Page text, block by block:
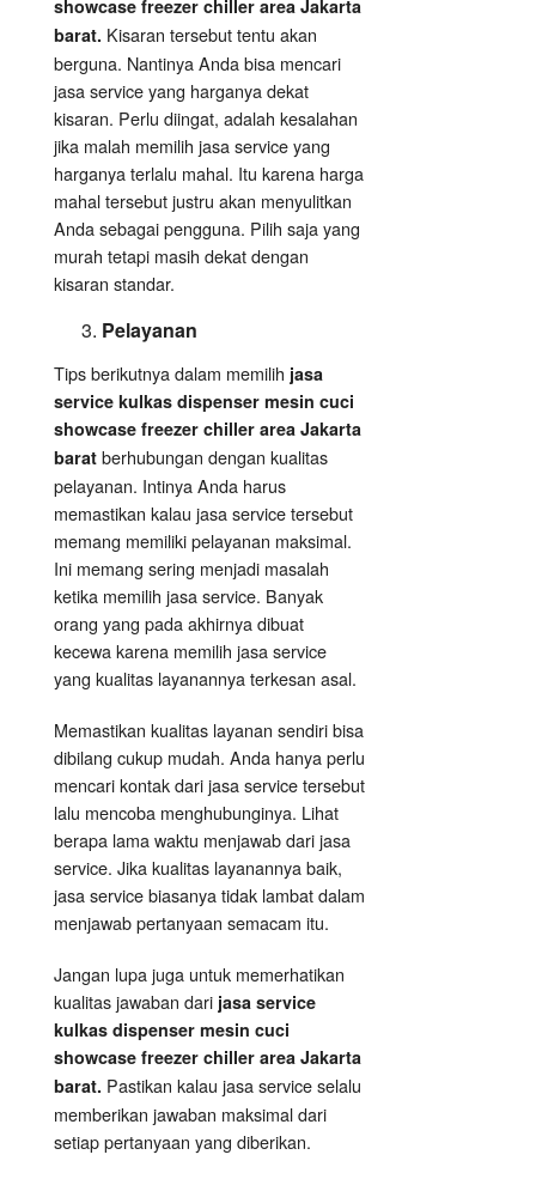
showcase freezer chiller area Jakarta
barat. Kisaran tersebut tentu akan
berguna. Nantinya Anda bisa mencari
jasa service yang harganya dekat
kisaran. Perlu diingat, adalah kesalahan
jika malah memilih jasa service yang
harganya terlalu mahal. Itu karena harga
mahal tersebut justru akan menyulitkan
Anda sebagai pengguna. Pilih saja yang
murah tetapi masih dekat dengan
kisaran standar.
Pelayanan
Tips berikutnya dalam memilih jasa
service kulkas dispenser mesin cuci
showcase freezer chiller area Jakarta
barat berhubungan dengan kualitas
pelayanan. Intinya Anda harus
memastikan kalau jasa service tersebut
memang memiliki pelayanan maksimal.
Ini memang sering menjadi masalah
ketika memilih jasa service. Banyak
orang yang pada akhirnya dibuat
kecewa karena memilih jasa service
yang kualitas layanannya terkesan asal.
Memastikan kualitas layanan sendiri bisa
dibilang cukup mudah. Anda hanya perlu
mencari kontak dari jasa service tersebut
lalu mencoba menghubunginya. Lihat
berapa lama waktu menjawab dari jasa
service. Jika kualitas layanannya baik,
jasa service biasanya tidak lambat dalam
menjawab pertanyaan semacam itu.
Jangan lupa juga untuk memerhatikan
kualitas jawaban dari jasa service
kulkas dispenser mesin cuci
showcase freezer chiller area Jakarta
barat. Pastikan kalau jasa service selalu
memberikan jawaban maksimal dari
setiap pertanyaan yang diberikan.